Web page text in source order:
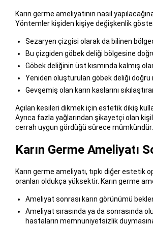
Karın germe ameliyatının nasıl
Yöntemler kişiden kişiye değişkenlik
Sezaryen çizgisi olarak da bilinen
Bu çizgiden göbek deliği bölgesine
Göbek deliğinin üst kısmında kalmış
Yeniden oluşturulan göbek deliği doğru
Gevşemiş olan karın kaslarını
Açılan kesileri dikmek için estetik dikiş
Ayrıca fazla yağlarından şikayetçi olan
cerrah uygun gördüğü sürece
Karın Germe Ameliyatı
Karın germe ameliyatı, tıpkı diğer estetik
oranları oldukça yüksektir. Karın germe
Ameliyat sonrası karın görünümü
Ameliyat sırasında ya da sonrasında
hastaların memnuniyetsizlik